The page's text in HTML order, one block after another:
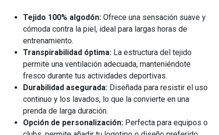
Tejido 100% algodón: Ofrece una sensación suave y
cómoda contra la piel, ideal para largas horas de
entrenamiento.
Transpirabilidad óptima: La estructura del tejido
permite una ventilación adecuada, manteniéndote
fresco durante tus actividades deportivas.
Durabilidad asegurada: Diseñada para resistir el uso
continuo y los lavados, lo que la convierte en una
prenda de larga duración.
Opción de personalización: Perfecta para equipos o